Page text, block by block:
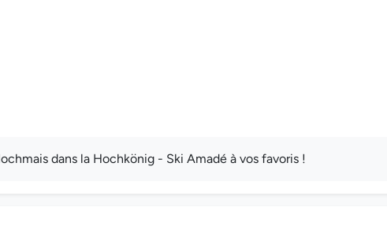
dans la Hochkönig - Ski Amadé à vos favoris !